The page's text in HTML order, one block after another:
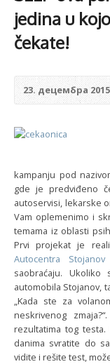
jedina u
čekate!
23. децембра
kampanju pod
gde je predviđeno
autoservisi, lekarske
Vam oplemenimo i
temama iz oblasti
Prvi projekat je
Autocentra Stojanovi
saobraćaju.
automobila Stojanov,
„Kada ste za
neskrivenog
rezultatima tog
danima svratite do
vidite i rešite test,